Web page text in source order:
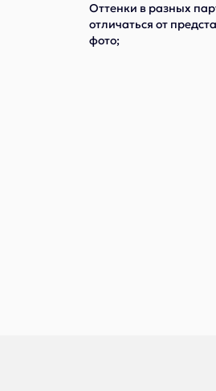
Оттенки в разных
отличаться от
фото;